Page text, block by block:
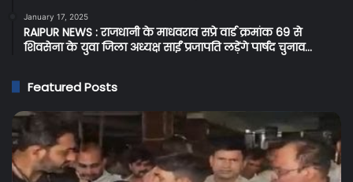
January 17, 2025
RAIPUR NEWS : राजधानी के माधवराव सप्रे वार्ड क्रमांक 69 से
शिवसेना के युवा जिला अध्यक्ष साईं प्रजापति लड़ेंगे पार्षद चुनाव…
Featured Posts
Cg
Breaking:
प्रदेश
के